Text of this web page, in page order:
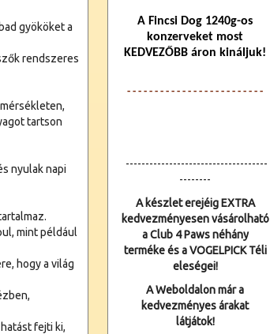
gyököket a
rendszeres
tartson
nyulak napi
mint például
hogy a világ
fejti ki,
A Fincsi Dog 1240g-os
konzerveket most
KEDVEZŐBB áron kináljuk!
- - - - - - - - - - - - -- - - - - - - - - - - -
------------------------------------
--------
A készlet erejéig EXTRA
kedvezményesen vásárolható
a Club 4 Paws néhány
terméke és a VOGELPICK Téli
eleségei!
A Weboldalon már a
kedvezményes árakat
látjátok!